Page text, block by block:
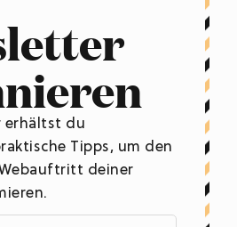
erhältst du
Tipps, um den
deiner